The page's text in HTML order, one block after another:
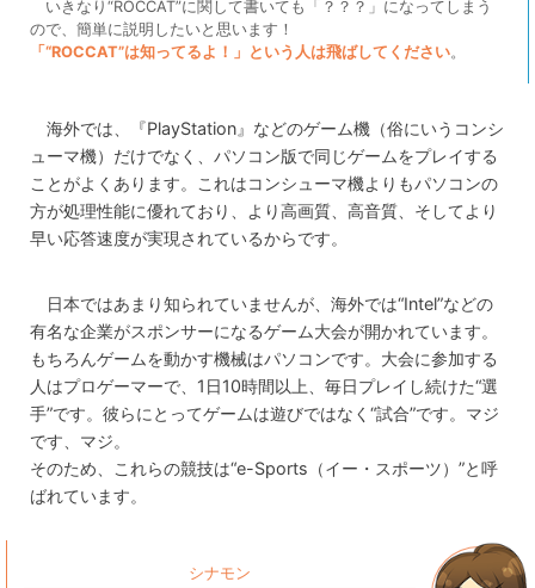
いきなり“ROCCAT”に関して書いても「？？？」になってしまう
ので、簡単に説明したいと思います！
「“ROCCAT”は知ってるよ！」という人は飛ばしてください。
海外では、『PlayStation』などのゲーム機（俗にいうコンシ
ューマ機）だけでなく、パソコン版で同じゲームをプレイする
ことがよくあります。これはコンシューマ機よりもパソコンの
方が処理性能に優れており、より高画質、高音質、そしてより
早い応答速度が実現されているからです。
日本ではあまり知られていませんが、海外では“Intel”などの
有名な企業がスポンサーになるゲーム大会が開かれています。
もちろんゲームを動かす機械はパソコンです。大会に参加する
人はプロゲーマーで、1日10時間以上、毎日プレイし続けた“選
手”です。彼らにとってゲームは遊びではなく“試合”です。マジ
です、マジ。
そのため、これらの競技は“e-Sports（イー・スポーツ）”と呼
ばれています。
シナモン